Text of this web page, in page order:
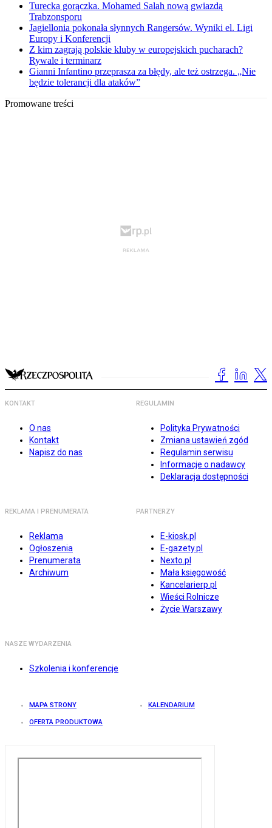
Turecka gorączka. Mohamed Salah nową gwiazdą
Trabzonsporu
Jagiellonia pokonała słynnych Rangersów. Wyniki el. Ligi
Europy i Konferencji
Z kim zagrają polskie kluby w europejskich pucharach?
Rywale i terminarz
Gianni Infantino przeprasza za błędy, ale też ostrzega. „Nie
będzie tolerancji dla ataków”
Promowane treści
KONTAKT
O nas
Kontakt
Napisz do nas
REGULAMIN
Polityka Prywatności
Zmiana ustawień zgód
Regulamin serwisu
Informacje o nadawcy
Deklaracja dostępności
REKLAMA I PRENUMERATA
Reklama
Ogłoszenia
Prenumerata
Archiwum
PARTNERZY
E-kiosk.pl
E-gazety.pl
Nexto.pl
Mała księgowość
Kancelarierp.pl
Wieści Rolnicze
Życie Warszawy
NASZE WYDARZENIA
Szkolenia i konferencje
MAPA STRONY KALENDARIUM
OFERTA PRODUKTOWA